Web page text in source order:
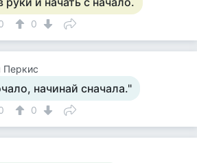
0
Перкис
начинай сначала."
0